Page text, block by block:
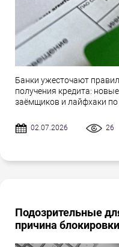
Банки ужесточают
получения кредита:
заёмщиков и лайфхаки
02.07.2026 26
Подозрительные
причина блокировки